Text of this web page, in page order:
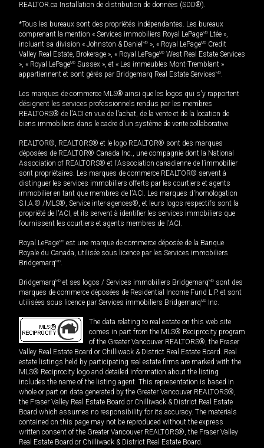
REALTOR.ca Installation de distribution de données (SDD®).
*Tous les bureaux sont des propriétés indépendantes. Les bureaux
comprenant la mention « Services immobiliers Royal LePageMD Ltée »,
incluant sa division « Johnston & Daniel MD », « Royal LePageMD Credit
Valley Real Estate, Brokerage », « Royal LePageMD West Real Estate Services
», « Royal LePageMD Sussex », et « Les immeubles Mont-Tremblant »
appartiennent et sont gérés par Bridgemarq Real Estate ServicesMD.
Les marques de commerce MLS® ainsi que les logos qui s'y rapportent
désignent les services professionnels rendus par les membres
REALTORS® de l'ACI en vue de l'achat, de la vente et de la location de
biens immobiliers dans le cadre d'un système de vente collaborative.
REALTOR®, REALTORS® et le logo REALTOR® sont des marques
déposées de REALTOR® Canada Inc., une compagnie dont la National
Association of REALTORS® et l'Association canadienne de l’immobilier
sont propriétaires. Les marques de commerce REALTOR® servent à
distinguer les services immobiliers offerts par les courtiers et agents
immobilier en tant que membres de l'ACI. Les marques d'homologation
S.I.A.® /MLS®, Service inter-agences®, et leurs logos respectifs sont la
propriété de l'ACI, et ils servent à identifier les services immobiliers que
fournissent les courtiers et agents membres de l'ACI.
Royal LePageMD est une marque de commerce déposée de la Banque
Royale du Canada, utilisée sous licence par les Services immobiliers
BridgemarqMD.
BridgemarqMD et ses logos / Services immobiliers BridgemarqMD sont des
marques de commerce déposées de Residential Income Fund L.P. et sont
utilisées sous licence par Services immobiliers BridgemarqMD Inc.
The data relating to real estate on this web site
comes in part from the MLS® Reciprocity program
of the Greater Vancouver REALTORS®, the Fraser
Valley Real Estate Board or Chilliwack & District Real Estate Board. Real
estate listings held by participating real estate firms are marked with the
MLS® Reciprocity logo and detailed information about the listing
includes the name of the listing agent. This representation is based in
whole or part on data generated by the Greater Vancouver REALTORS®,
the Fraser Valley Real Estate Board or Chilliwack & District Real Estate
Board which assumes no responsibility for its accuracy. The materials
contained on this page may not be reproduced without the express
written consent of the Greater Vancouver REALTORS®, the Fraser Valley
Real Estate Board or Chilliwack & District Real Estate Board.